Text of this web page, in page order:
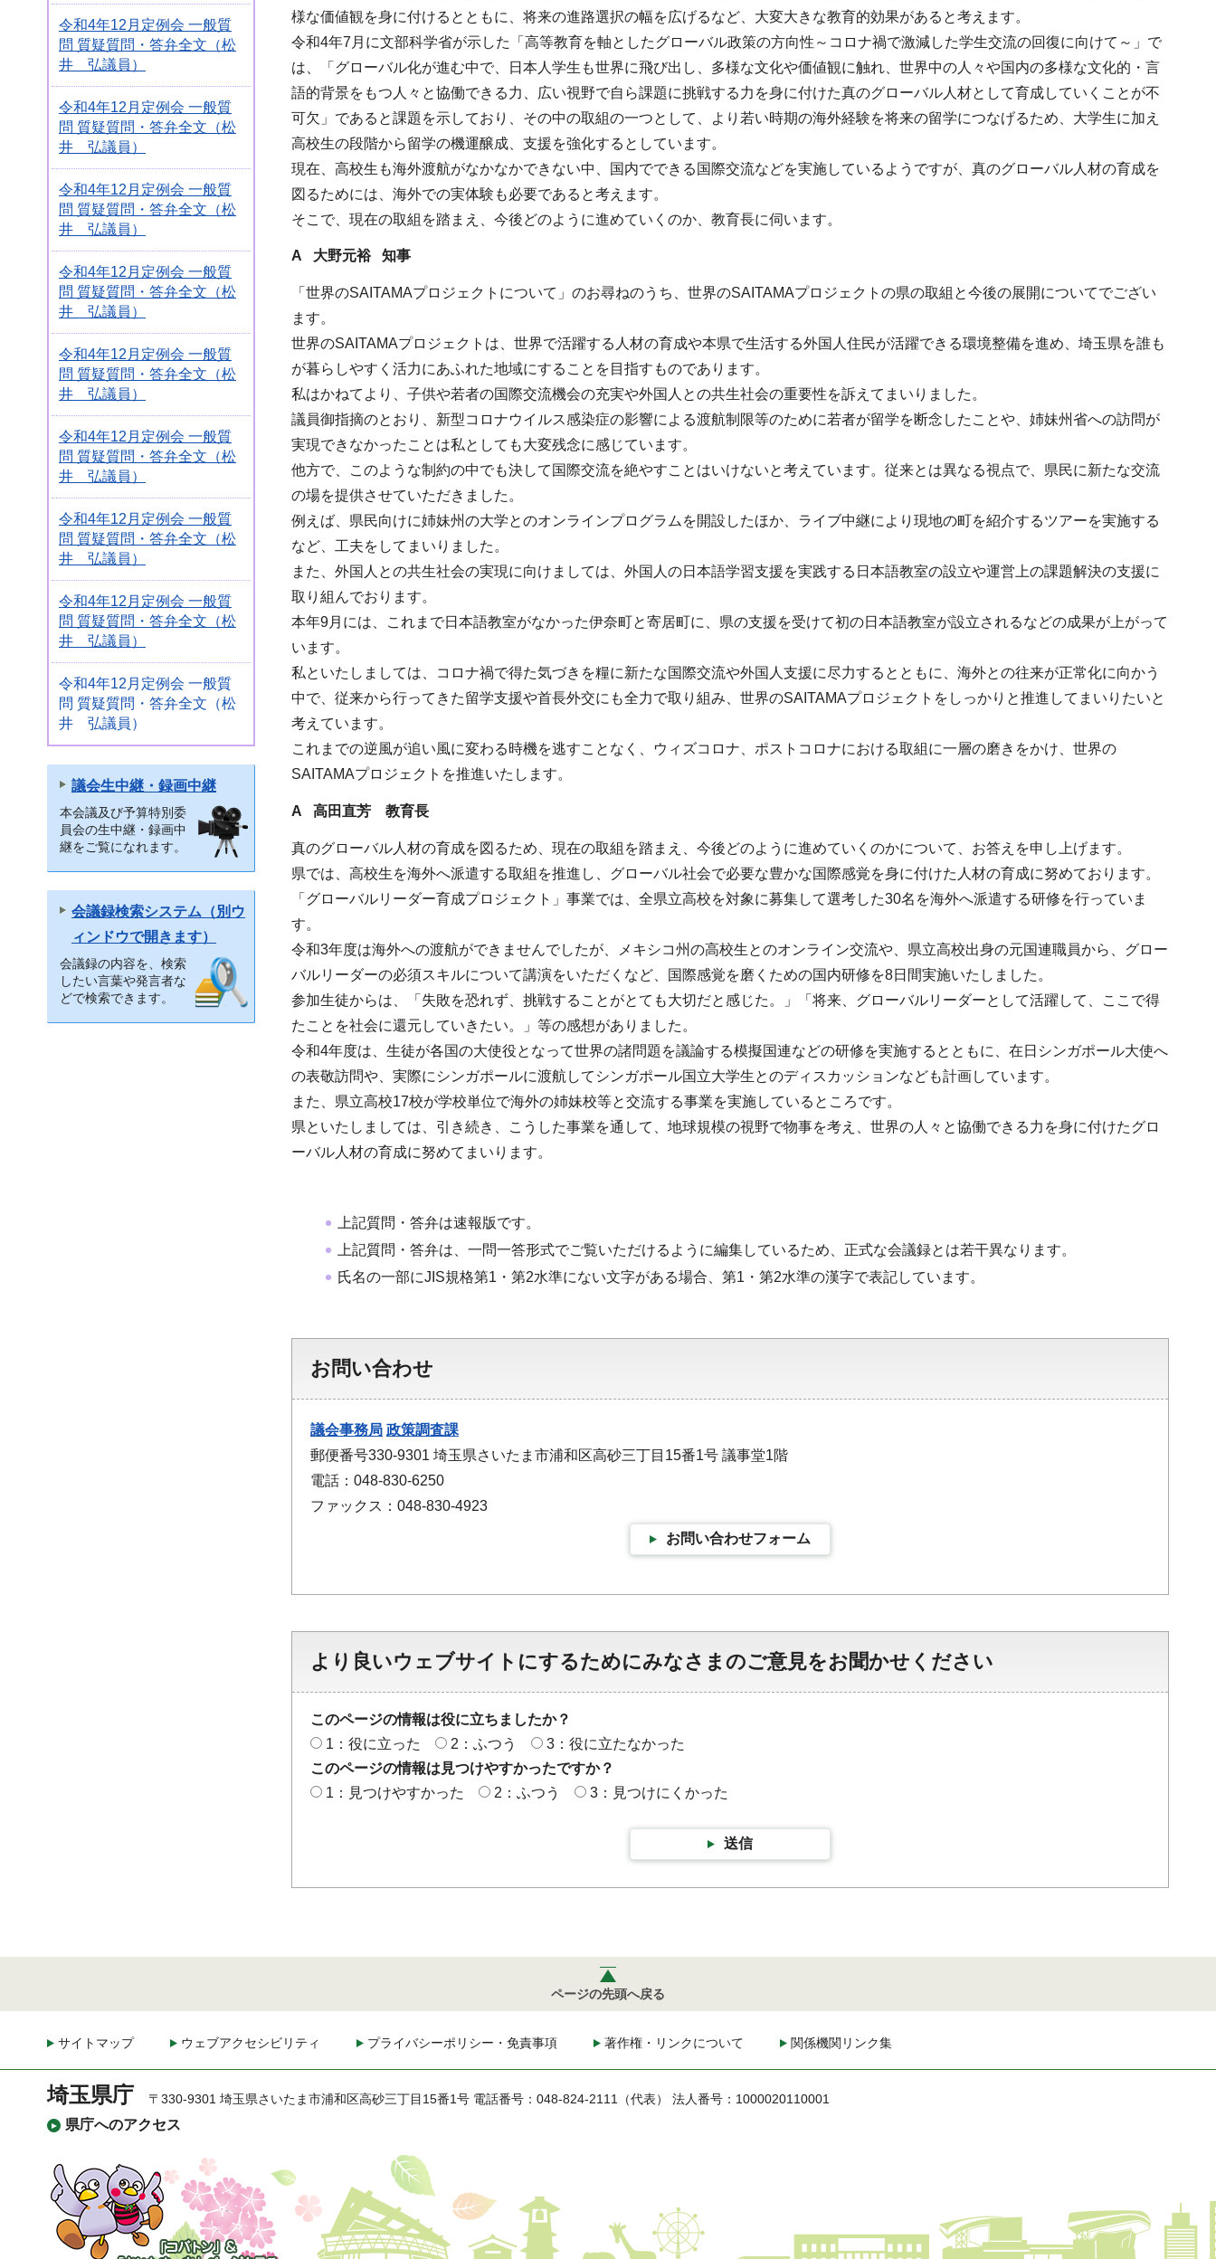
令和4年12月定例会 一般質
問 質疑質問・答弁全文（松
井 弘議員）
令和4年12月定例会 一般質
問 質疑質問・答弁全文（松
井 弘議員）
令和4年12月定例会 一般質
問 質疑質問・答弁全文（松
井 弘議員）
令和4年12月定例会 一般質
問 質疑質問・答弁全文（松
井 弘議員）
令和4年12月定例会 一般質
問 質疑質問・答弁全文（松
井 弘議員）
令和4年12月定例会 一般質
問 質疑質問・答弁全文（松
井 弘議員）
令和4年12月定例会 一般質
問 質疑質問・答弁全文（松
井 弘議員）
令和4年12月定例会 一般質
問 質疑質問・答弁全文（松
井 弘議員）
令和4年12月定例会 一般質
問 質疑質問・答弁全文（松
井 弘議員）
議会生中継・録画中継
本会議及び予算特別委
員会の生中継・録画中
継をご覧になれます。
会議録検索システム（別ウ
ィンドウで開きます）
会議録の内容を、検索
したい言葉や発言者な
どで検索できます。
様な価値観を身に付けるとともに、将来の進路選択の幅を広げるなど、大変大きな教育的効果があると考えます。
令和4年7月に文部科学省が示した「高等教育を軸としたグローバル政策の方向性～コロナ禍で激減した学生交流の回復に向けて～」で
は、「グローバル化が進む中で、日本人学生も世界に飛び出し、多様な文化や価値観に触れ、世界中の人々や国内の多様な文化的・言
語的背景をもつ人々と協働できる力、広い視野で自ら課題に挑戦する力を身に付けた真のグローバル人材として育成していくことが不
可欠」であると課題を示しており、その中の取組の一つとして、より若い時期の海外経験を将来の留学につなげるため、大学生に加え
高校生の段階から留学の機運醸成、支援を強化するとしています。
現在、高校生も海外渡航がなかなかできない中、国内でできる国際交流などを実施しているようですが、真のグローバル人材の育成を
図るためには、海外での実体験も必要であると考えます。
そこで、現在の取組を踏まえ、今後どのように進めていくのか、教育長に伺います。
A 大野元裕 知事
「世界のSAITAМAプロジェクトについて」のお尋ねのうち、世界のSAITAМAプロジェクトの県の取組と今後の展開についてでござい
ます。
世界のSAITAMAプロジェクトは、世界で活躍する人材の育成や本県で生活する外国人住民が活躍できる環境整備を進め、埼玉県を誰も
が暮らしやすく活力にあふれた地域にすることを目指すものであります。
私はかねてより、子供や若者の国際交流機会の充実や外国人との共生社会の重要性を訴えてまいりました。
議員御指摘のとおり、新型コロナウイルス感染症の影響による渡航制限等のために若者が留学を断念したことや、姉妹州省への訪問が
実現できなかったことは私としても大変残念に感じています。
他方で、このような制約の中でも決して国際交流を絶やすことはいけないと考えています。従来とは異なる視点で、県民に新たな交流
の場を提供させていただきました。
例えば、県民向けに姉妹州の大学とのオンラインプログラムを開設したほか、ライブ中継により現地の町を紹介するツアーを実施する
など、工夫をしてまいりました。
また、外国人との共生社会の実現に向けましては、外国人の日本語学習支援を実践する日本語教室の設立や運営上の課題解決の支援に
取り組んでおります。
本年9月には、これまで日本語教室がなかった伊奈町と寄居町に、県の支援を受けて初の日本語教室が設立されるなどの成果が上がって
います。
私といたしましては、コロナ禍で得た気づきを糧に新たな国際交流や外国人支援に尽力するとともに、海外との往来が正常化に向かう
中で、従来から行ってきた留学支援や首長外交にも全力で取り組み、世界のSAITAMAプロジェクトをしっかりと推進してまいりたいと
考えています。
これまでの逆風が追い風に変わる時機を逃すことなく、ウィズコロナ、ポストコロナにおける取組に一層の磨きをかけ、世界の
SAITAMAプロジェクトを推進いたします。
A 高田直芳 教育長
真のグローバル人材の育成を図るため、現在の取組を踏まえ、今後どのように進めていくのかについて、お答えを申し上げます。
県では、高校生を海外へ派遣する取組を推進し、グローバル社会で必要な豊かな国際感覚を身に付けた人材の育成に努めております。
「グローバルリーダー育成プロジェクト」事業では、全県立高校を対象に募集して選考した30名を海外へ派遣する研修を行っていま
す。
令和3年度は海外への渡航ができませんでしたが、メキシコ州の高校生とのオンライン交流や、県立高校出身の元国連職員から、グロー
バルリーダーの必須スキルについて講演をいただくなど、国際感覚を磨くための国内研修を8日間実施いたしました。
参加生徒からは、「失敗を恐れず、挑戦することがとても大切だと感じた。」「将来、グローバルリーダーとして活躍して、ここで得
たことを社会に還元していきたい。」等の感想がありました。
令和4年度は、生徒が各国の大使役となって世界の諸問題を議論する模擬国連などの研修を実施するとともに、在日シンガポール大使へ
の表敬訪問や、実際にシンガポールに渡航してシンガポール国立大学生とのディスカッションなども計画しています。
また、県立高校17校が学校単位で海外の姉妹校等と交流する事業を実施しているところです。
県といたしましては、引き続き、こうした事業を通して、地球規模の視野で物事を考え、世界の人々と協働できる力を身に付けたグロ
ーバル人材の育成に努めてまいります。
上記質問・答弁は速報版です。
上記質問・答弁は、一問一答形式でご覧いただけるように編集しているため、正式な会議録とは若干異なります。
氏名の一部にJIS規格第1・第2水準にない文字がある場合、第1・第2水準の漢字で表記しています。
お問い合わせ
議会事務局 政策調査課
郵便番号330-9301 埼玉県さいたま市浦和区高砂三丁目15番1号 議事堂1階
電話：048-830-6250
ファックス：048-830-4923
お問い合わせフォーム
より良いウェブサイトにするためにみなさまのご意見をお聞かせください
このページの情報は役に立ちましたか？
1：役に立った
2：ふつう
3：役に立たなかった
このページの情報は見つけやすかったですか？
1：見つけやすかった
2：ふつう 3：見つけにくかった
送信
ページの先頭へ戻る
サイトマップ ウェブアクセシビリティ プライバシーポリシー・免責事項 著作権・リンクについて 関係機関リンク集
埼玉県庁
県庁へのアクセス
〒330-9301 埼玉県さいたま市浦和区高砂三丁目15番1号 電話番号：048-824-2111（代表） 法人番号：1000020110001
「コバトン」&「さいた